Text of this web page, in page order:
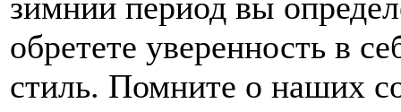
обретете уверенность в
стиль. Помните о наших